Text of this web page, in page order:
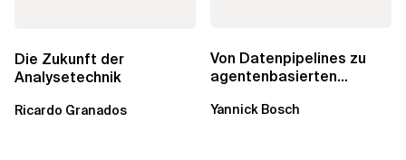
Die Zukunft der
Analysetechnik
Ricardo Granados
Von Datenpipelines zu
agentenbasierten
Analytics...
Yannick Bosch